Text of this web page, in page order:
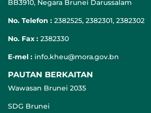
BB3910, Negara Brunei Darussalam
No. Telefon : 2382525, 2382301, 2382302
No. Fax : 2382330
E-mel : info.kheu@mora.gov.bn
PAUTAN BERKAITAN
Wawasan Brunei 2035
SDG Brunei